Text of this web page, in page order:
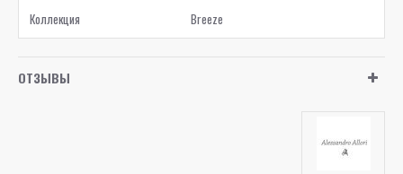
Коллекция Breeze
ОТЗЫВЫ